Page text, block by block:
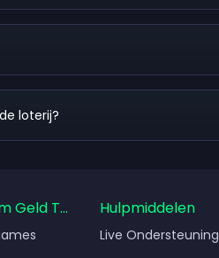
loterij?
Geld Te VerdienenHulpmiddelen
Live Ondersteuning